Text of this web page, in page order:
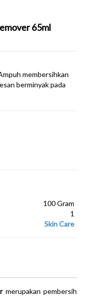
65ml
membersihkan
berminyak pada
100 Gram
1
Skin Care
merupakan pembersih